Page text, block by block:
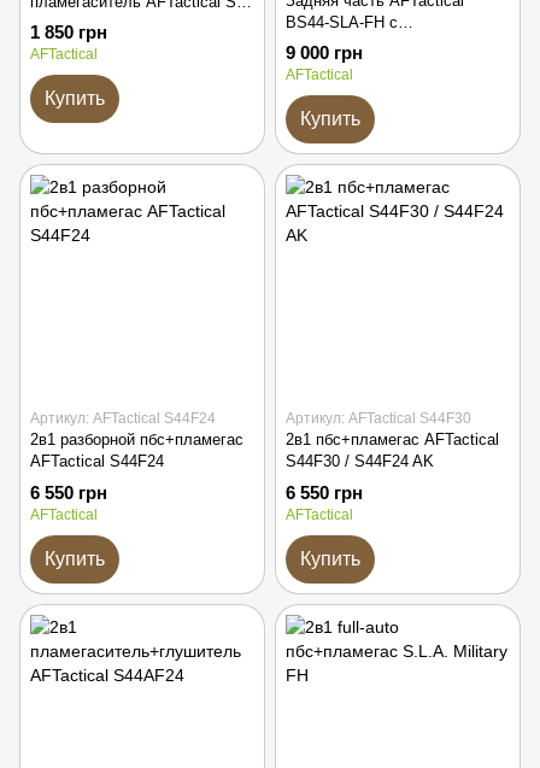
/ S441
1 850 грн
AFTactical
Купить
BS44-SLA-FH с
быстросъёмным креплением
SLA и пламегасителем
9 000 грн
AFTactical
Купить
Артикул: AFTactical S44F24
2в1 разборной пбс+пламегас
AFTactical S44F24
6 550 грн
AFTactical
Купить
Артикул: AFTactical S44F30
2в1 пбс+пламегас AFTactical
S44F30 / S44F24 AK
6 550 грн
AFTactical
Купить